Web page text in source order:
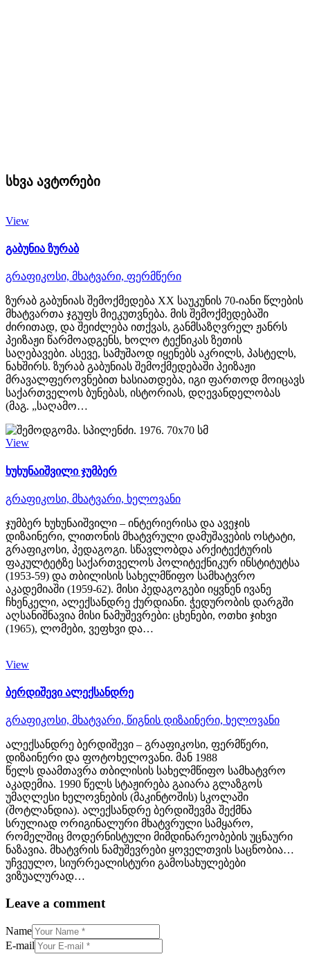
სხვა ავტორები
View
გაბუნია ზურაბ
გრაფიკოსი, მხატვარი, ფერმწერი
ზურაბ გაბუნიას შემოქმედება XX საუკუნის 70-იანი წლების
მხატვართა ჯგუფს მიეკუთვნება. მის შემოქმედებაში
ძირითად, და შეიძლება ითქვას, განმსაზღვრელ ჟანრს
პეიზაჟი წარმოადგენს, ხოლო ტექნიკას ზეთის
საღებავები. ასევე, სამუშაოდ იყენებს აკრილს, პასტელს,
ნახშირს. ზურაბ გაბუნიას შემოქმედებაში პეიზაჟი
მრავალფეროვნებით ხასიათდება, იგი ფართოდ მოიცავს
საქართველოს ბუნებას, ისტორიას, დღევანდელობას
(მაგ. „საღამო…
View
ხუხუნაიშვილი ჯუმბერ
გრაფიკოსი, მხატვარი, ხელოვანი
ჯუმბერ ხუხუნაიშვილი – ინტერიერისა და ავეჯის
დიზაინერი, ლითონის მხატვრული დამუშავების ოსტატი,
გრაფიკოსი, პედაგოგი. სწავლობდა არქიტექტურის
ფაკულტეტზე საქართველოს პოლიტექნიკურ ინსტიტუტსა
(1953-59) და თბილისის სახელმწიფო სამხატვრო
აკადემიაში (1959-62). მისი პედაგოგები იყვნენ ივანე
ჩხენკელი, ალექსანდრე ქურდიანი. ჭედურობის დარგში
აღსანიშნავია მისი ნამუშევრები: ცხენები, ოთხი ჯიხვი
(1965), ლომები, ვეფხვი და…
View
ბერდიშევი ალექსანდრე
გრაფიკოსი, მხატვარი, წიგნის დიზაინერი, ხელოვანი
ალექსანდრე ბერდიშევი – გრაფიკოსი, ფერმწერი,
დიზაინერი და ფოტოხელოვანი. მან 1988
წელს დაამთავრა თბილისის სახელმწიფო სამხატვრო
აკადემია. 1990 წელს სტაჟირება გაიარა გლაზგოს
უმაღლესი ხელოვნების (მაკინტოშის) სკოლაში
(შოტლანდია). ალექსანდრე ბერდიშევმა შექმნა
სრულიად ორიგინალური მხატვრული სამყარო,
რომელშიც მოდერნისტული მიმდინარეობების უცნაური
ნაზავია. მხატვრის ნამუშევრები ყოველთვის საცნობია…
უჩვეულო, სიურრეალისტური გამოსახულებები
ვიზუალურად…
Leave a comment
Name
E-mail